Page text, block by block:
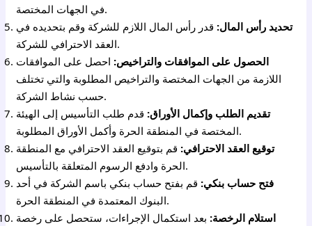
في الجهات المختصة.
تحديد رأس المال: قدر رأس المال اللازم للشركة وقم بتحديده في
العقد الاحترافي للشركة.
الحصول على الموافقات والتراخيص: احصل على الموافقات
اللازمة من الجهات المختصة والتراخيص المطلوبة والتي تختلف
حسب نشاط الشركة.
تقديم الطلب وإكمال الأوراق: قدم طلب التأسيس إلى الهيئة
المختصة في المنطقة الحرة وأكمل الأوراق المطلوبة.
توقيع العقد الاحترافي: قم بتوقيع العقد الاحترافي مع المنطقة
الحرة وادفع الرسوم المتعلقة بالتأسيس.
فتح حساب بنكي: قم بفتح حساب بنكي باسم الشركة في أحد
البنوك المعتمدة في المنطقة الحرة.
استلام الرخصة: بعد استكمال الإجراءات، ستحصل على رخصة